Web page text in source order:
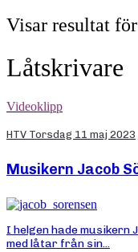
Visar resultat för
Låtskrivare
Videoklipp
HTV Torsdag 11 maj 2023
Musikern Jacob
I helgen hade musikern
med låtar från sin...